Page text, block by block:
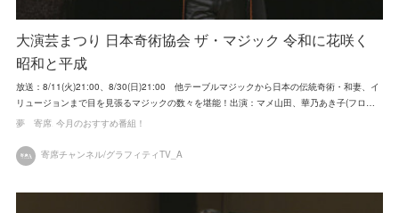
大演芸まつり 日本奇術協会 ザ・マジック 令和に花咲く
昭和と平成
放送：8/11(火)21:00、8/30(日)21:00 他テーブルマジックから日本の伝統奇術・和妻、イ
リュージョンまで目を見張るマジックの数々を堪能！出演：マメ山田、華乃あき子(フロ…
夢 寄席 今月のおすすめ番組！
寄席チャンネル/グラフィティTV_A